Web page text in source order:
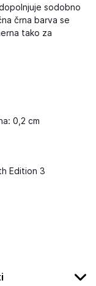
sodobno
črna barva se
tako za
0,2 cm
Edition 3